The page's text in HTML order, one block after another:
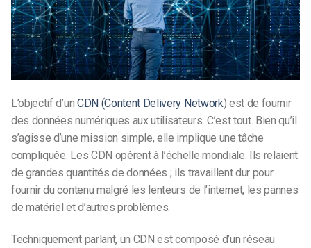
L’objectif d’un CDN (Content Delivery Network) est de fournir
des données numériques aux utilisateurs. C’est tout. Bien qu’il
s’agisse d’une mission simple, elle implique une tâche
compliquée. Les CDN opèrent à l’échelle mondiale. Ils relaient
de grandes quantités de données ; ils travaillent dur pour
fournir du contenu malgré les lenteurs de l’internet, les pannes
de matériel et d’autres problèmes.
Techniquement parlant, un CDN est composé d’un réseau